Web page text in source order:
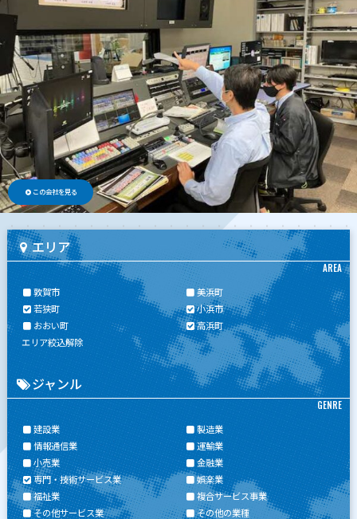
この会社を見る
エリア
AREA
敦賀市
美浜町
若狭町
小浜市
おおい町
高浜町
エリア絞込解除
ジャンル
GENRE
建設業
製造業
情報通信業
運輸業
小売業
金融業
専門・技術サービス業
娯楽業
福祉業
複合サービス事業
その他サービス業
その他の業種